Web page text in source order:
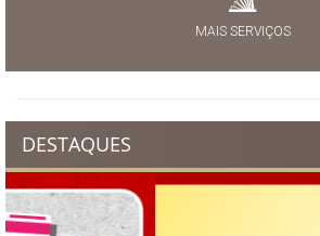
MAIS SERVIÇOS
DESTAQUES